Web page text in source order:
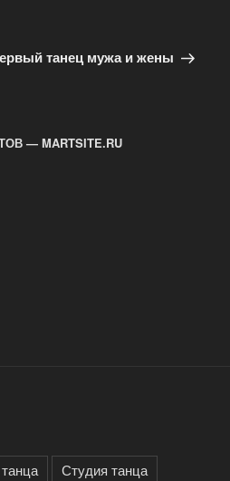
танец мужа и жены
— MARTSITE.RU
Студия танца